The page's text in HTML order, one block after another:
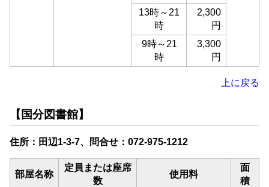
13時～21
時
2,300
円
9時～21
時
3,300
円
上に戻る
【国分図書館】
住所：田辺1-3-7、問合せ：072-975-1212
部屋名称
定員または座席
数
使用料
面
積